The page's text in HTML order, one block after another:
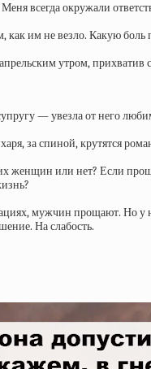
всегда окружали
как им не везло. Какую
утром,
— увезла от него
за спиной, крутятся
женщин или нет? Если
мужчин прощают. Но у
На слабость.